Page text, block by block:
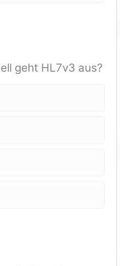
geht HL7v3 aus?